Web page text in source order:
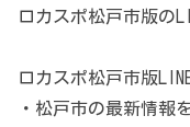
ロカスポ松戸市版の
ロカスポ松戸市版
・松戸市の最新情報